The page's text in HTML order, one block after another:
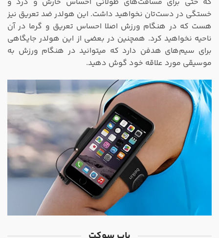
خستگی در دست‌تان نخواهید داشت. این هولدر ضد تعریق نیز
هست که در هنگام ورزش اصلا احساس تعریق و گرما در آن
ناحیه نخواهید کرد. همچنین در بعضی از این هولدر جایگاهی
برای سیم‌های هدفن دارد که میتوانید در هنگام ورزش به
موسیقی مورد علاقه خود گوش دهید.